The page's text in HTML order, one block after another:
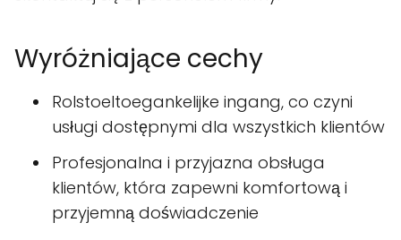
Wyróżniające cechy
Rolstoeltoegankelijke ingang, co czyni
usługi dostępnymi dla wszystkich klientów
Profesjonalna i przyjazna obsługa
klientów, która zapewni komfortową i
przyjemną doświadczenie